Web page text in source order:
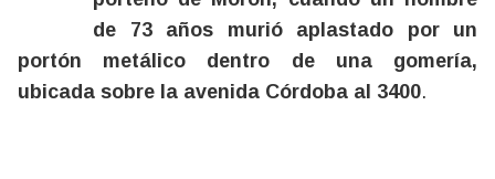
de 73 años murió aplastado por un
portón metálico dentro de una gomería,
ubicada sobre la avenida Córdoba al 3400.